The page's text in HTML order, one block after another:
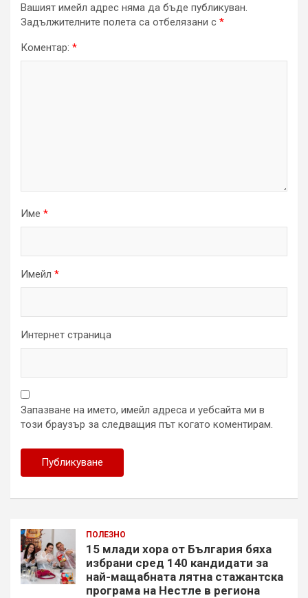
Вашият имейл адрес няма да бъде публикуван.
Задължителните полета са отбелязани с *
Коментар: *
Име *
Имейл *
Интернет страница
Запазване на името, имейл адреса и уебсайта ми в
този браузър за следващия път когато коментирам.
ПОЛЕЗНО
15 млади хора от България бяха
избрани сред 140 кандидати за
най-мащабната лятна стажантска
програма на Нестле в региона